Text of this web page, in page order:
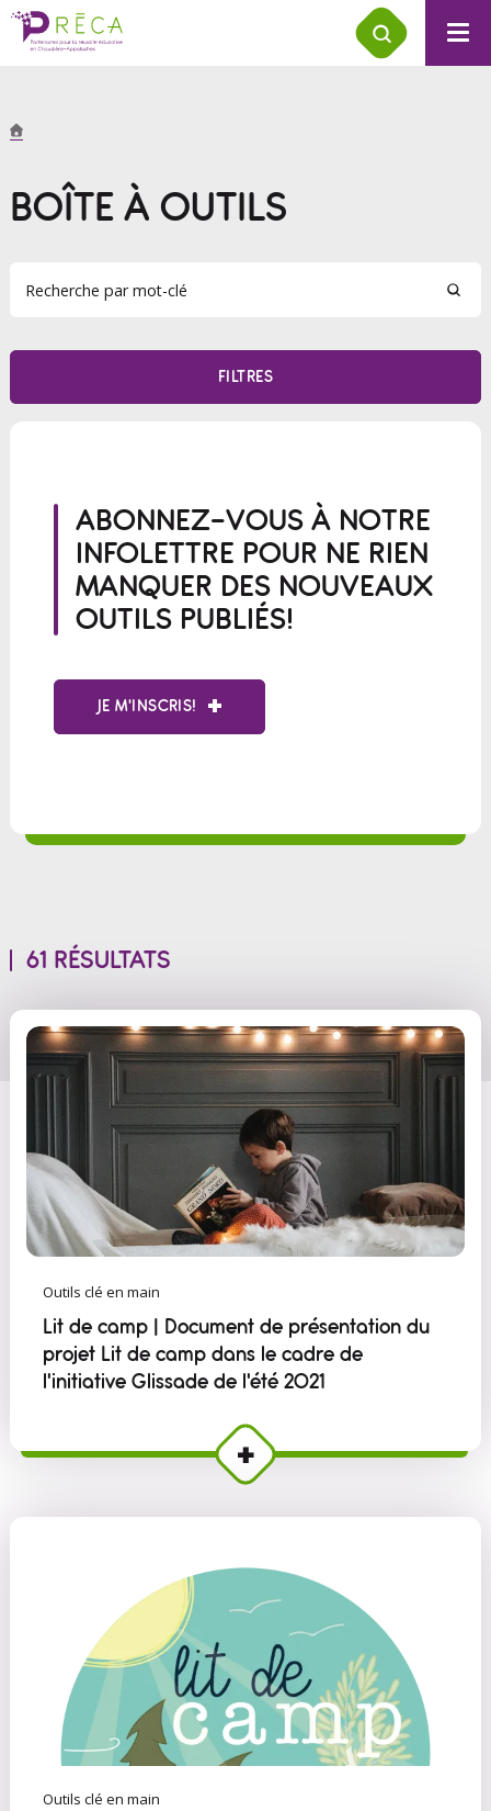
BOÎTE À OUTILS
FILTRES
ABONNEZ-VOUS À NOTRE
INFOLETTRE POUR NE RIEN
MANQUER DES NOUVEAUX
OUTILS PUBLIÉS!
JE M'INSCRIS!
61 RÉSULTATS
Outils clé en main
Lit de camp | Document de présentation du
projet Lit de camp dans le cadre de
l'initiative Glissade de l'été 2021
Outils clé en main